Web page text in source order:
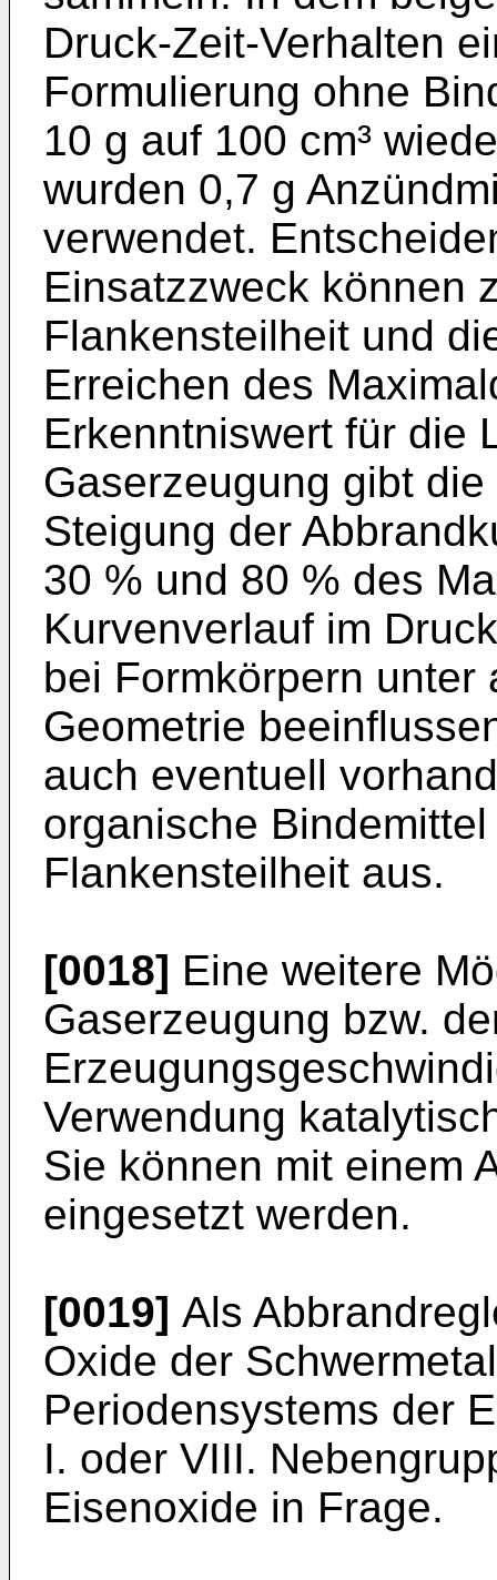
Druck-Zeit-Verhalten
Formulierung ohne
10 g auf 100 cm³
wurden 0,7 g
verwendet.
Einsatzzweck können
Flankensteilheit und
Erreichen des
Erkenntniswert für die
Gaserzeugung gibt
Steigung der
30 % und 80 % des
Kurvenverlauf im
bei Formkörpern unter
Geometrie
auch eventuell
organische
Flankensteilheit aus.
[0018] Eine weitere
Gaserzeugung bzw.
Verwendung
Sie können mit einem
eingesetzt werden.
[0019] Als
Oxide der
Periodensystems der
I. oder VIII.
Eisenoxide in Frage.